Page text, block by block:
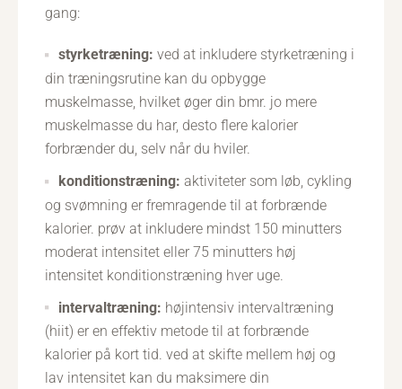
gang:
styrketræning: ved at inkludere styrketræning i
din træningsrutine kan du opbygge
muskelmasse, hvilket øger din bmr. jo mere
muskelmasse du har, desto flere kalorier
forbrænder du, selv når du hviler.
konditionstræning: aktiviteter som løb, cykling
og svømning er fremragende til at forbrænde
kalorier. prøv at inkludere mindst 150 minutters
moderat intensitet eller 75 minutters høj
intensitet konditionstræning hver uge.
intervaltræning: højintensiv intervaltræning
(hiit) er en effektiv metode til at forbrænde
kalorier på kort tid. ved at skifte mellem høj og
lav intensitet kan du maksimere din